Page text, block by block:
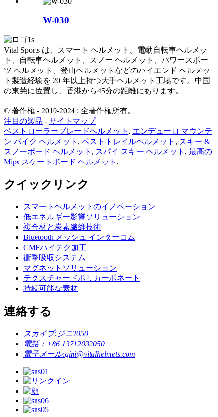
W-030
Vital Sports は、スマート ヘルメット、電動自転車ヘルメッ
ト、自転車ヘルメット、スノー ヘルメット、パワースポー
ツ ヘルメット、登山ヘルメットなどのハイエンド ヘルメッ
ト製造経験を 20 年以上持つ大手ヘルメット工場です。中国
の東莞に位置し、香港から45分の距離にあります。
© 著作権 - 2010-2024 : 全著作権所有。
注目の製品 - サイトマップ
ベストローラーブレードヘルメット , エンデューロ マウンテ
ン バイク ヘルメット , ベストトレイルヘルメット , スキー &
スノーボード ヘルメット , スパイ スキー ヘルメット , 最高の
Mips スケートボード ヘルメット ,
クイックリンク
スマートヘルメットのイノベーション
低エネルギー影響ソリューション
複合材と炭素繊維技術
Bluetooth メッシュ インターコム
CMFハイテク加工
衝撃吸収システム
マグネットソリューション
テクスチャードポリカーボネート
持続可能な素材
連絡する
スカイプ: ジニ2050
電話： +86 13712032050
電子メール:gini@vitalhelmets.com